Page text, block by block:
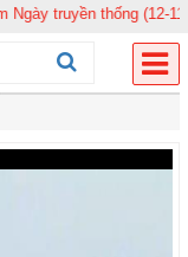
(12-11-1975/12-11-